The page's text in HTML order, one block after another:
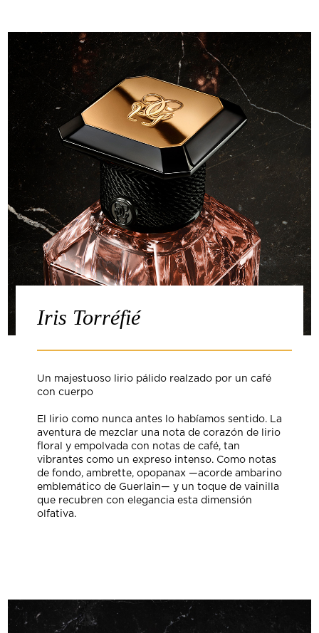
Iris Torréfié
Un majestuoso lirio pálido realzado por un café
con cuerpo
El lirio como nunca antes lo habíamos sentido. La
aventura de mezclar una nota de corazón de lirio
floral y empolvada con notas de café, tan
vibrantes como un expreso intenso. Como notas
de fondo, ambrette, opopanax —acorde ambarino
emblemático de Guerlain— y un toque de vainilla
que recubren con elegancia esta dimensión
olfativa.